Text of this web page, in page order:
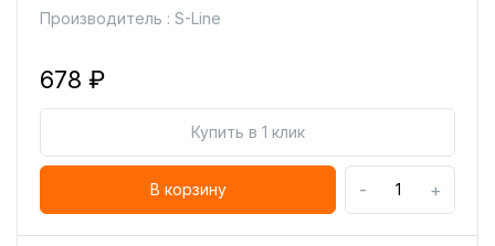
Производитель : S-Line
678 ₽
Купить в 1 клик
В корзину - +